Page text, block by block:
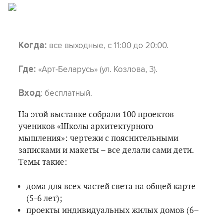
Когда: все выходные, с 11:00 до 20:00.
Где: «Арт-Беларусь» (ул. Козлова, 3).
Вход: бесплатный.
На этой выставке собрали 100 проектов
учеников «Школы архитектурного
мышления»: чертежи с пояснительными
записками и макеты – все делали сами дети.
Темы такие:
дома для всех частей света на общей карте
(5-6 лет);
проекты индивидуальных жилых домов (6–